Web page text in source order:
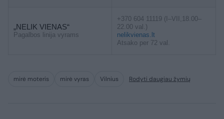
„NELIK VIENAS“
Pagalbos linija vyrams
+370 604 11119 (I–VII,18.00–
22.00 val.)
nelikvienas.lt
Atsako per 72 val.
mirė moteris mirė vyras Vilnius Rodyti daugiau žymių